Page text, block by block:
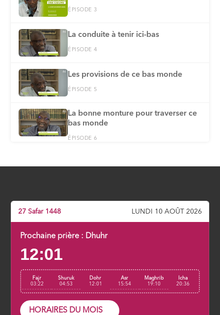
ÉPISODE 3
La conduite à tenir ici-bas
ÉPISODE 4
Les provisions de ce bas monde
ÉPISODE 5
La bonne monture pour traverser ce
bas monde
ÉPISODE 6
La clé de la réussite en ce bas monde
27 Safar 1448 LUNDI 10 AOÛT 2026
Prochaine prière : Dhuhr
12:01
Fajr
03:22
Shuruk
04:53
Dohr
12:01
Asr
15:54
Maghrib
19:10
Icha
20:36
HORAIRES DU MOIS